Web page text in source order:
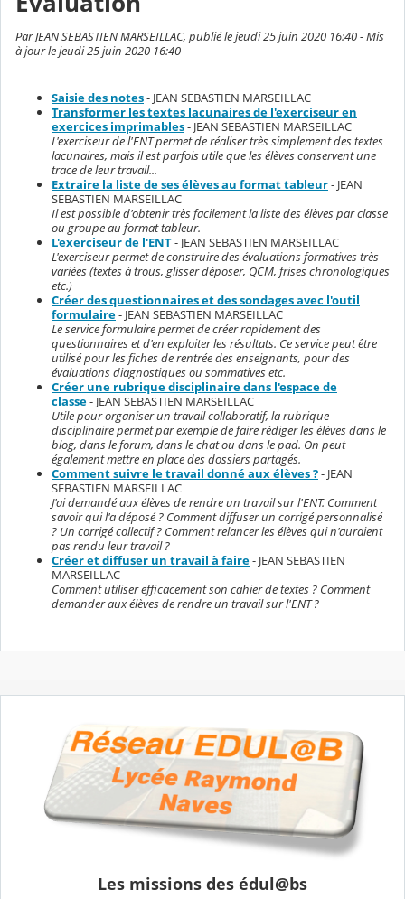
Par JEAN SEBASTIEN MARSEILLAC, publié le jeudi 25 juin 2020 16:40 - Mis
à jour le jeudi 25 juin 2020 16:40
Saisie des notes- JEAN SEBASTIEN MARSEILLAC
Transformer les textes lacunaires de l'exerciseur en
exercices imprimables- JEAN SEBASTIEN MARSEILLAC
L'exerciseur de l'ENT permet de réaliser très simplement des textes
lacunaires, mais il est parfois utile que les élèves conservent une
trace de leur travail...
Extraire la liste de ses élèves au format tableur- JEAN
SEBASTIEN MARSEILLAC
Il est possible d'obtenir très facilement la liste des élèves par classe
ou groupe au format tableur.
L'exerciseur de l'ENT- JEAN SEBASTIEN MARSEILLAC
L'exerciseur permet de construire des évaluations formatives très
variées (textes à trous, glisser déposer, QCM, frises chronologiques
etc.)
Créer des questionnaires et des sondages avec l'outil
formulaire- JEAN SEBASTIEN MARSEILLAC
Le service formulaire permet de créer rapidement des
questionnaires et d'en exploiter les résultats. Ce service peut être
utilisé pour les fiches de rentrée des enseignants, pour des
évaluations diagnostiques ou sommatives etc.
Créer une rubrique disciplinaire dans l'espace de
classe- JEAN SEBASTIEN MARSEILLAC
Utile pour organiser un travail collaboratif, la rubrique
disciplinaire permet par exemple de faire rédiger les élèves dans le
blog, dans le forum, dans le chat ou dans le pad. On peut
également mettre en place des dossiers partagés.
Comment suivre le travail donné aux élèves ?- JEAN
SEBASTIEN MARSEILLAC
J'ai demandé aux élèves de rendre un travail sur l'ENT. Comment
savoir qui l'a déposé ? Comment diffuser un corrigé personnalisé
? Un corrigé collectif ? Comment relancer les élèves qui n'auraient
pas rendu leur travail ?
Créer et diffuser un travail à faire- JEAN SEBASTIEN
MARSEILLAC
Comment utiliser efficacement son cahier de textes ? Comment
demander aux élèves de rendre un travail sur l'ENT ?
Les missions des édul@bs